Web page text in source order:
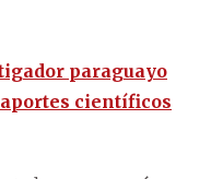
paraguayo
científicos